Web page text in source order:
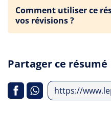
Comment utiliser ce
vos révisions ?
Partager ce résumé
https://